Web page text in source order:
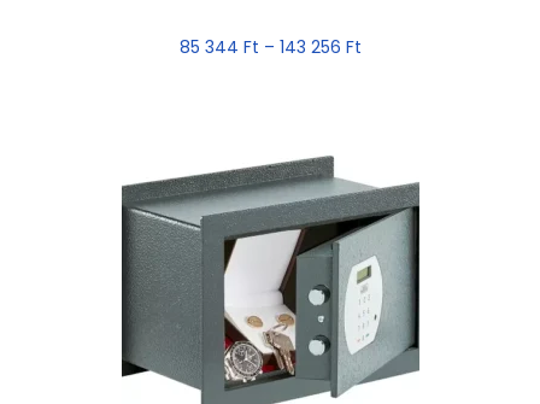
85 344 Ft – 143 256 Ft